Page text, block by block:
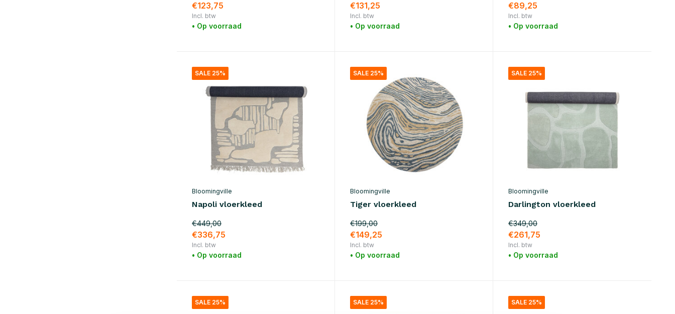
€123,75
Incl. btw
• Op voorraad
€131,25
Incl. btw
• Op voorraad
€89,25
Incl. btw
• Op voorraad
SALE 25%
Bloomingville
Napoli vloerkleed
€449,00
€336,75
Incl. btw
• Op voorraad
SALE 25%
Bloomingville
Tiger vloerkleed
€199,00
€149,25
Incl. btw
• Op voorraad
SALE 25%
Bloomingville
Darlington vloerkleed
€349,00
€261,75
Incl. btw
• Op voorraad
SALE 25% SALE 25% SALE 25%